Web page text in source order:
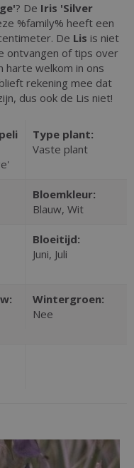
? De Iris 'Silver
%family% heeft een
De Lis is niet
ontvangen of tips over
harte welkom in ons
rekening mee dat
dus ook de Lis niet!
Type plant:
Vaste plant
Bloemkleur:
Blauw, Wit
Bloeitijd:
Juni, Juli
Wintergroen:
Nee